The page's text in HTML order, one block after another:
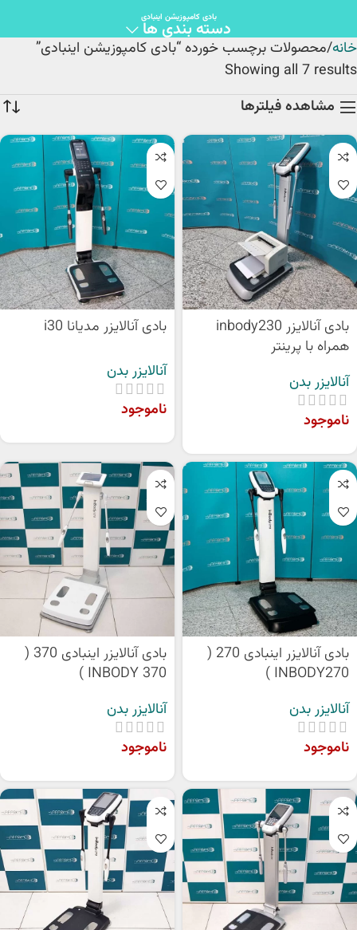
بادی کامپوزیشن اینبادی
دسته بندی ها
خانه محصولات برچسب خورده “بادی کامپوزیشن اینبادی”
Showing all 7 results
مشاهده فیلترها
بادی آنالایزر inbody230
همراه با پرینتر
آنالایزر بدن
ناموجود
بادی آنالایزر مدیانا i30
آنالایزر بدن
ناموجود
بادی آنالایزر اینبادی 270 (
INBODY270 )
آنالایزر بدن
ناموجود
بادی آنالایزر اینبادی 370 (
INBODY 370 )
آنالایزر بدن
ناموجود